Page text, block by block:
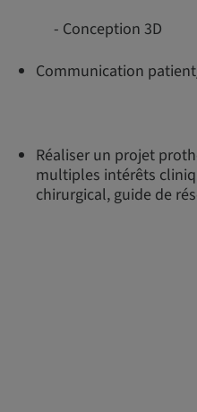
- Conception 3D
Communication
Réaliser un projet
multiples intérêts
chirurgical, guide de